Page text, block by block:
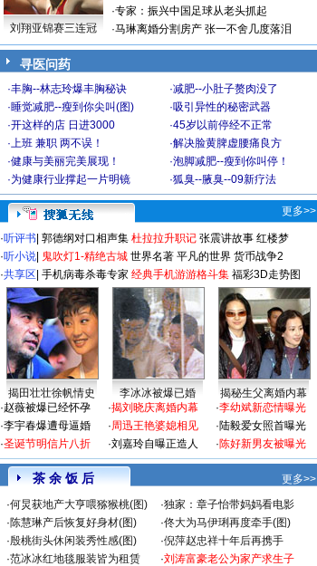
刘翔亚锦赛三连冠
·专家：振兴中国足球从老头抓起
·马琳离婚分割房产 张一不舍几度落泪
寻医问药
·丰胸--林志玲爆丰胸秘诀 ·减肥--小肚子赘肉没了
·睡觉减肥--瘦到你尖叫(图) ·吸引异性的秘密武器
·开这样的店 日进3000 ·45岁以前停经不正常
·上班 兼职 两不误！ ·解决脸黄脾虚腰痛良方
·健康与美丽完美展现！ ·泡脚减肥--瘦到你叫停！
·为健康行业撑起一片明镜 ·狐臭--腋臭--09新疗法
更多>>
·听评书 郭德纲对口相声集 杜拉拉升职记 张震讲故事 红楼梦
·听小说 鬼吹灯1-精绝古城 世界名著 平凡的世界 货币战争2
·共享区 手机病毒杀毒专家 经典手机游游格斗集 福彩3D走势图
揭田壮壮徐帆情史 李冰冰被爆已婚
揭秘生父离婚内幕
·赵薇被爆已经怀孕
·李宇春爆遭母逼婚
·圣诞节明信片八折
·揭刘晓庆离婚内幕
·周迅王艳婆媳相见
·刘嘉玲自曝正造人
·李幼斌新恋情曝光
·陆毅爱女照首曝光
·陈好新男友被曝光
茶 余 饭 后
更多>>
·何炅获地产大亨喂猕猴桃(图) ·独家：章子怡带妈妈看电影
·陈慧琳产后恢复好身材(图) ·佟大为马伊琍再度牵手(图)
·殷桃街头休闲装秀性感(图) ·倪萍赵忠祥十年后再携手
·范冰冰红地毯服装皆为租赁 ·刘涛富豪老公为家产求生子